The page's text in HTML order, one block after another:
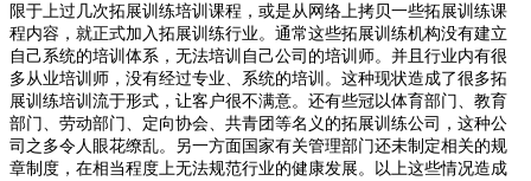
限于上过几次拓展训练培训课程，或是从网络上拷贝一些拓展训练课
程内容，就正式加入拓展训练行业。通常这些拓展训练机构没有建立
自己系统的培训体系，无法培训自己公司的培训师。并且行业内有很
多从业培训师，没有经过专业、系统的培训。这种现状造成了很多拓
展训练培训流于形式，让客户很不满意。还有些冠以体育部门、教育
部门、劳动部门、定向协会、共青团等名义的拓展训练公司，这种公
司之多令人眼花缭乱。另一方面国家有关管理部门还未制定相关的规
章制度，在相当程度上无法规范行业的健康发展。以上这些情况造成